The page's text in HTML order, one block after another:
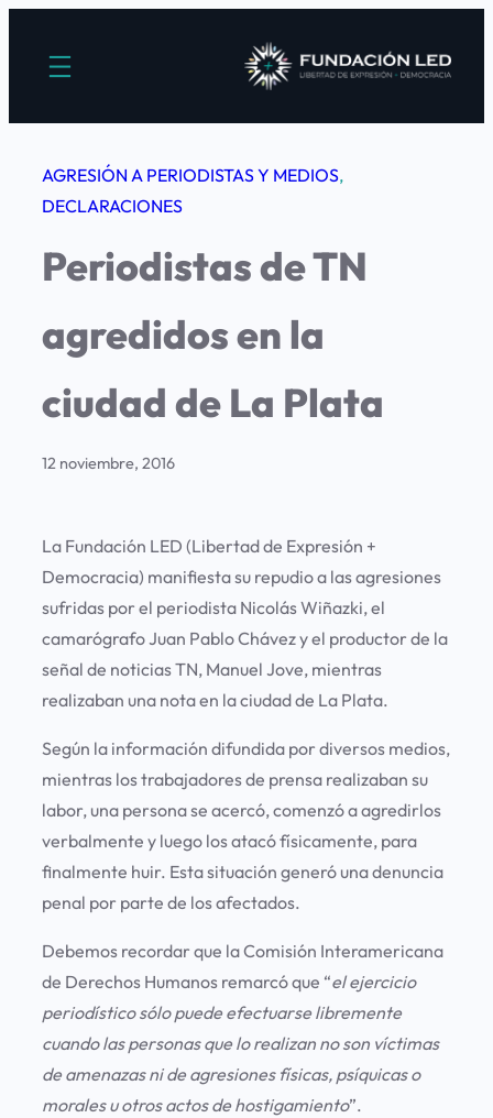
AGRESIÓN A PERIODISTAS Y MEDIOS
DECLARACIONES
Periodistas de TN
agredidos en la
ciudad de La Plata
12 noviembre, 2016
La Fundación LED (Libertad de Expresión +
Democracia) manifiesta su repudio a las agresiones
sufridas por el periodista Nicolás Wiñazki, el
camarógrafo Juan Pablo Chávez y el productor de la
señal de noticias TN, Manuel Jove, mientras
realizaban una nota en la ciudad de La Plata.
Según la información difundida por diversos medios,
mientras los trabajadores de prensa realizaban su
labor, una persona se acercó, comenzó a agredirlos
verbalmente y luego los atacó físicamente, para
finalmente huir. Esta situación generó una denuncia
penal por parte de los afectados.
Debemos recordar que la Comisión Interamericana
de Derechos Humanos remarcó que “el ejercicio
periodístico sólo puede efectuarse libremente
cuando las personas que lo realizan no son víctimas
de amenazas ni de agresiones físicas, psíquicas o
morales u otros actos de hostigamiento”.